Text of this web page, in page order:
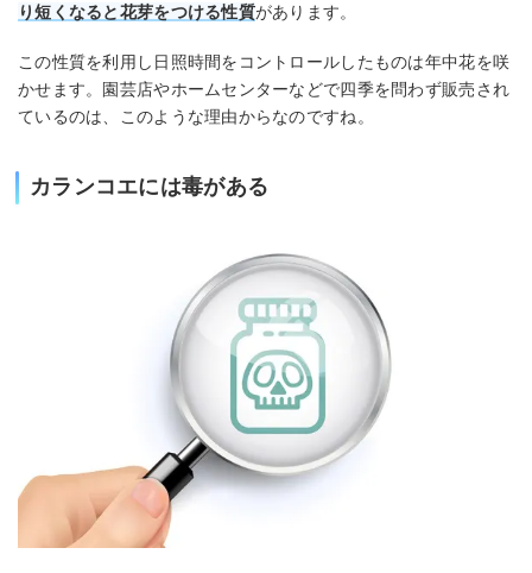
り短くなると花芽をつける性質があります。
この性質を利用し日照時間をコントロールしたものは年中花を咲
かせます。園芸店やホームセンターなどで四季を問わず販売され
ているのは、このような理由からなのですね。
カランコエには毒がある